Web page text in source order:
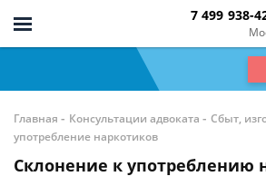
7 499 938-
Главная - Консультации адвоката - Сбыт,
употребление наркотиков
Склонение к употреблению